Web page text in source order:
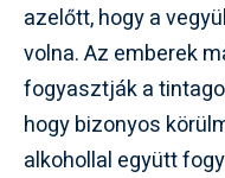
azelőtt, hogy a
volna. Az emberek
fogyasztják a
hogy bizonyos
alkohollal együtt